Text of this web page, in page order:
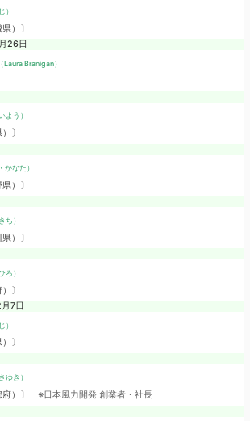
）
）〕
26日
（Laura Branigan）
よう）
〕
かなた）
）〕
ち）
）〕
ろ）
〕
7日
）
〕
ゆき）
府）〕 ※日本風力開発 創業者・社長